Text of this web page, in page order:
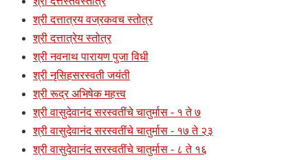
श्री दत्तात्रय वज्रकवच स्तोत्र
श्री दत्तात्रेय स्तोत्र
श्री नवनाथ पारायण पुजा विधी
श्री नृसिहसरस्वती जयंती
श्री रूद्र अभिषेक महत्त्व
श्री वासुदेवानंद सरस्वतींचे चातुर्मास - १ ते ७
श्री वासुदेवानंद सरस्वतींचे चातुर्मास - १७ ते २३
श्री वासुदेवानंद सरस्वतींचे चातुर्मास - ८ ते १६